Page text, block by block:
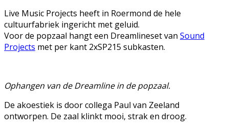
Live Music Projects heeft in Roermond de hele
cultuurfabriek ingericht met geluid.
Voor de popzaal hangt een Dreamlineset van Sound
Projects met per kant 2xSP215 subkasten.
Ophangen van de Dreamline in de popzaal.
De akoestiek is door collega Paul van Zeeland
ontworpen. De zaal klinkt mooi, strak en droog.